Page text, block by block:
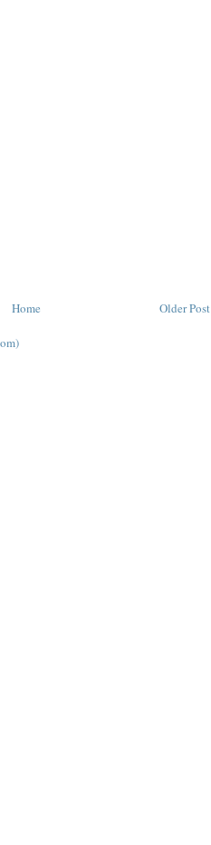
Older Post
Home